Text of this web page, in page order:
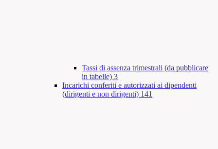
Tassi di assenza trimestrali (da pubblicare
in tabelle) 3
Incarichi conferiti e autorizzati ai dipendenti
(dirigenti e non dirigenti) 141